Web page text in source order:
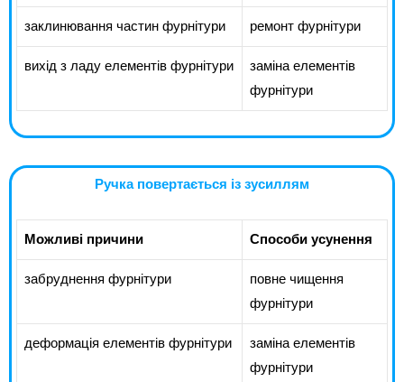
заклинювання частин фурнітури ремонт фурнітури
вихід з ладу елементів фурнітури
заміна елементів
фурнітури
Ручка повертається із зусиллям
Можливі причини Способи усунення
забруднення фурнітури
повне чищення
фурнітури
деформація елементів фурнітури
заміна елементів
фурнітури